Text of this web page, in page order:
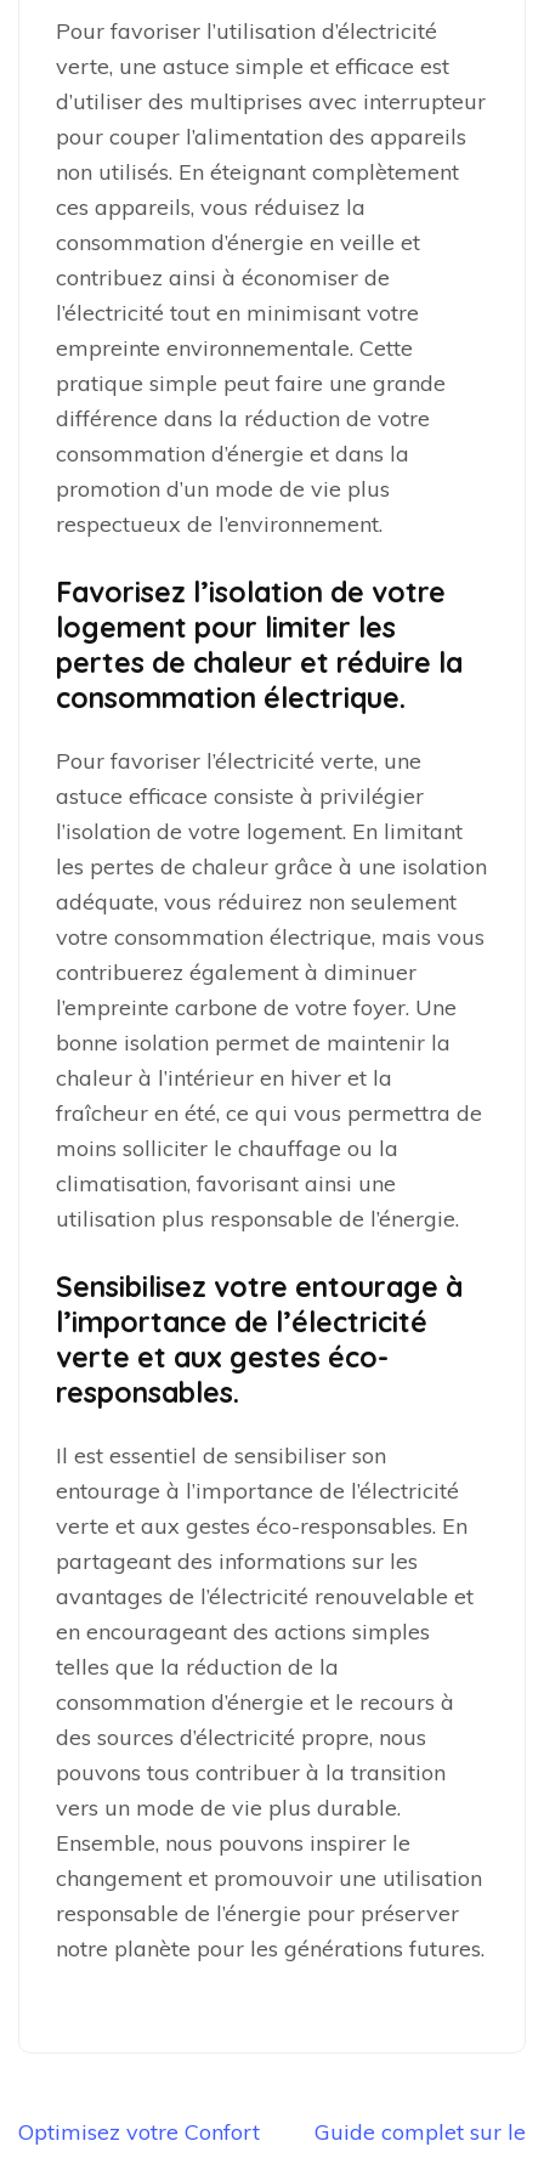
Pour favoriser l’utilisation d’électricité
verte, une astuce simple et efficace est
d’utiliser des multiprises avec interrupteur
pour couper l’alimentation des appareils
non utilisés. En éteignant complètement
ces appareils, vous réduisez la
consommation d’énergie en veille et
contribuez ainsi à économiser de
l’électricité tout en minimisant votre
empreinte environnementale. Cette
pratique simple peut faire une grande
différence dans la réduction de votre
consommation d’énergie et dans la
promotion d’un mode de vie plus
respectueux de l’environnement.
Favorisez l’isolation de votre
logement pour limiter les
pertes de chaleur et réduire la
consommation électrique.
Pour favoriser l’électricité verte, une
astuce efficace consiste à privilégier
l’isolation de votre logement. En limitant
les pertes de chaleur grâce à une isolation
adéquate, vous réduirez non seulement
votre consommation électrique, mais vous
contribuerez également à diminuer
l’empreinte carbone de votre foyer. Une
bonne isolation permet de maintenir la
chaleur à l’intérieur en hiver et la
fraîcheur en été, ce qui vous permettra de
moins solliciter le chauffage ou la
climatisation, favorisant ainsi une
utilisation plus responsable de l’énergie.
Sensibilisez votre entourage à
l’importance de l’électricité
verte et aux gestes éco-
responsables.
Il est essentiel de sensibiliser son
entourage à l’importance de l’électricité
verte et aux gestes éco-responsables. En
partageant des informations sur les
avantages de l’électricité renouvelable et
en encourageant des actions simples
telles que la réduction de la
consommation d’énergie et le recours à
des sources d’électricité propre, nous
pouvons tous contribuer à la transition
vers un mode de vie plus durable.
Ensemble, nous pouvons inspirer le
changement et promouvoir une utilisation
responsable de l’énergie pour préserver
notre planète pour les générations futures.
Navigation
Optimisez votre Confort
Guide complet sur le